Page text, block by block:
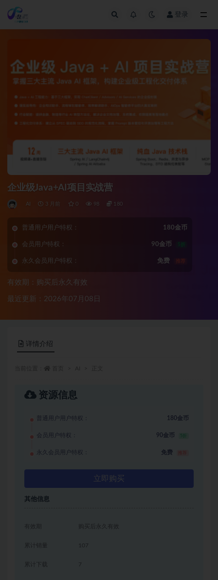
登录
企业级Java+AI项目实战营
AI 3 月前 0 98 180
普通用户用户特权： 180金币
会员用户特权： 90金币 5折
永久会员用户特权： 免费 推荐
有效期：购买后永久有效
最近更新：2026年07月08日
详情介绍
资源信息
普通用户用户特权： 180金币
会员用户特权： 90金币 5折
永久会员用户特权： 免费
立即购买
其他信息
有效期 购买后永久有效
累计销量 107
累计下载 7